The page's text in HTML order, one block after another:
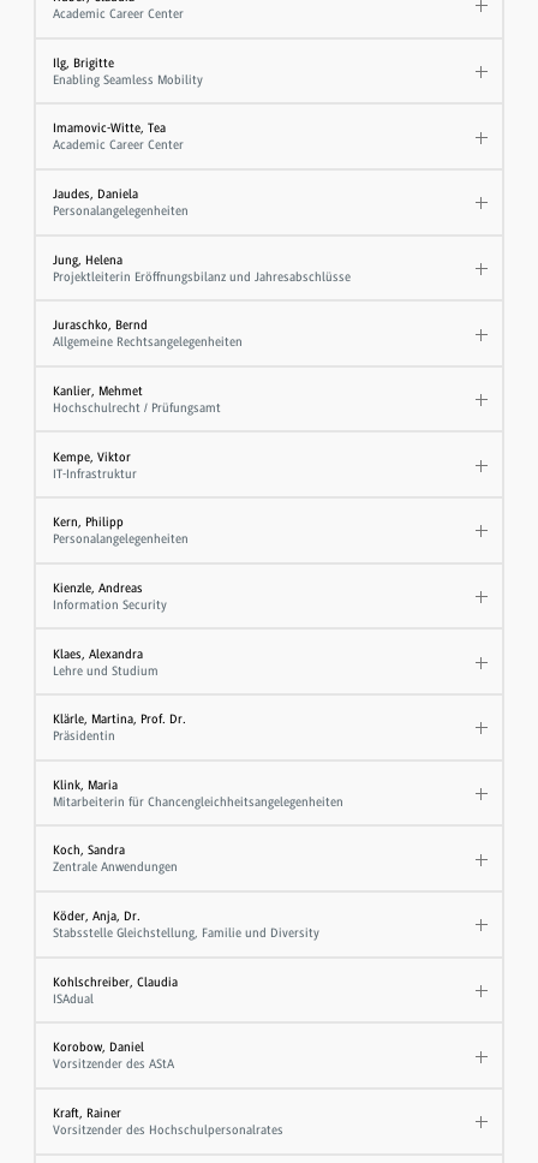
Academic Career Center
Ilg, Brigitte
Enabling Seamless Mobility
Imamovic-Witte, Tea
Academic Career Center
Jaudes, Daniela
Personalangelegenheiten
Jung, Helena
Projektleiterin Eröffnungsbilanz und Jahresabschlüsse
Juraschko, Bernd
Allgemeine Rechtsangelegenheiten
Kanlier, Mehmet
Hochschulrecht / Prüfungsamt
Kempe, Viktor
IT-Infrastruktur
Kern, Philipp
Personalangelegenheiten
Kienzle, Andreas
Information Security
Klaes, Alexandra
Lehre und Studium
Klärle, Martina, Prof. Dr.
Präsidentin
Klink, Maria
Mitarbeiterin für Chancengleichheitsangelegenheiten
Koch, Sandra
Zentrale Anwendungen
Köder, Anja, Dr.
Stabsstelle Gleichstellung, Familie und Diversity
Kohlschreiber, Claudia
ISAdual
Korobow, Daniel
Vorsitzender des AStA
Kraft, Rainer
Vorsitzender des Hochschulpersonalrates